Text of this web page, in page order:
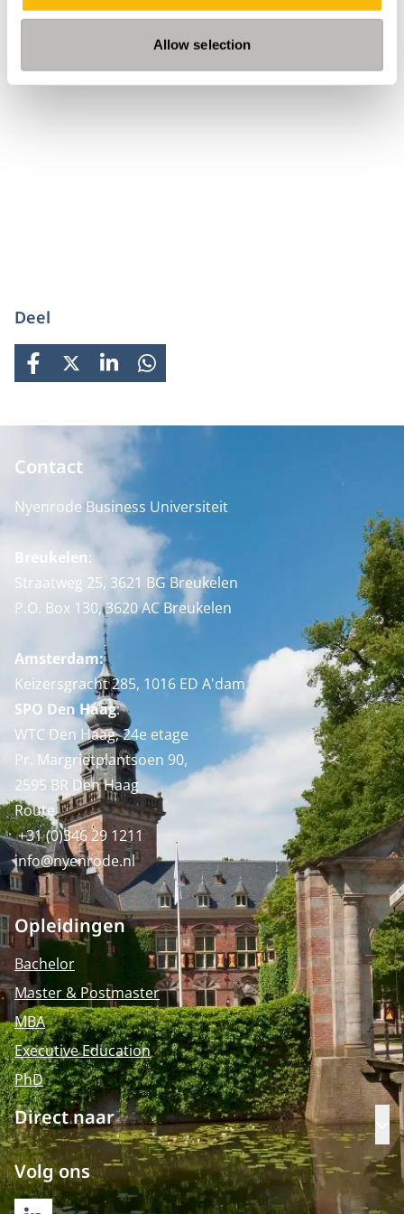
Allow selection
complimenten te horen. Wat dat betreft is het
programma bijzonder waardevol gebleken voor mij
persoonlijk en voor mijn organisatie.’
Deel
FACEBOOK
X LINKEDINWHATSAPP
Contact
Nyenrode Business Universiteit
Breukelen:
Straatweg 25, 3621 BG Breukelen
P.O. Box 130, 3620 AC Breukelen
Amsterdam:
Keizersgracht 285, 1016 ED A'dam
SPO Den Haag:
WTC Den Haag, 24e etage
Pr. Margrietplantsoen 90,
2595 BR Den Haag
Route
+31 (0)346 29 1211
info@nyenrode.nl
Opleidingen
Bachelor
Master & Postmaster
MBA
Executive Education
PhD
Direct naar
Volg ons